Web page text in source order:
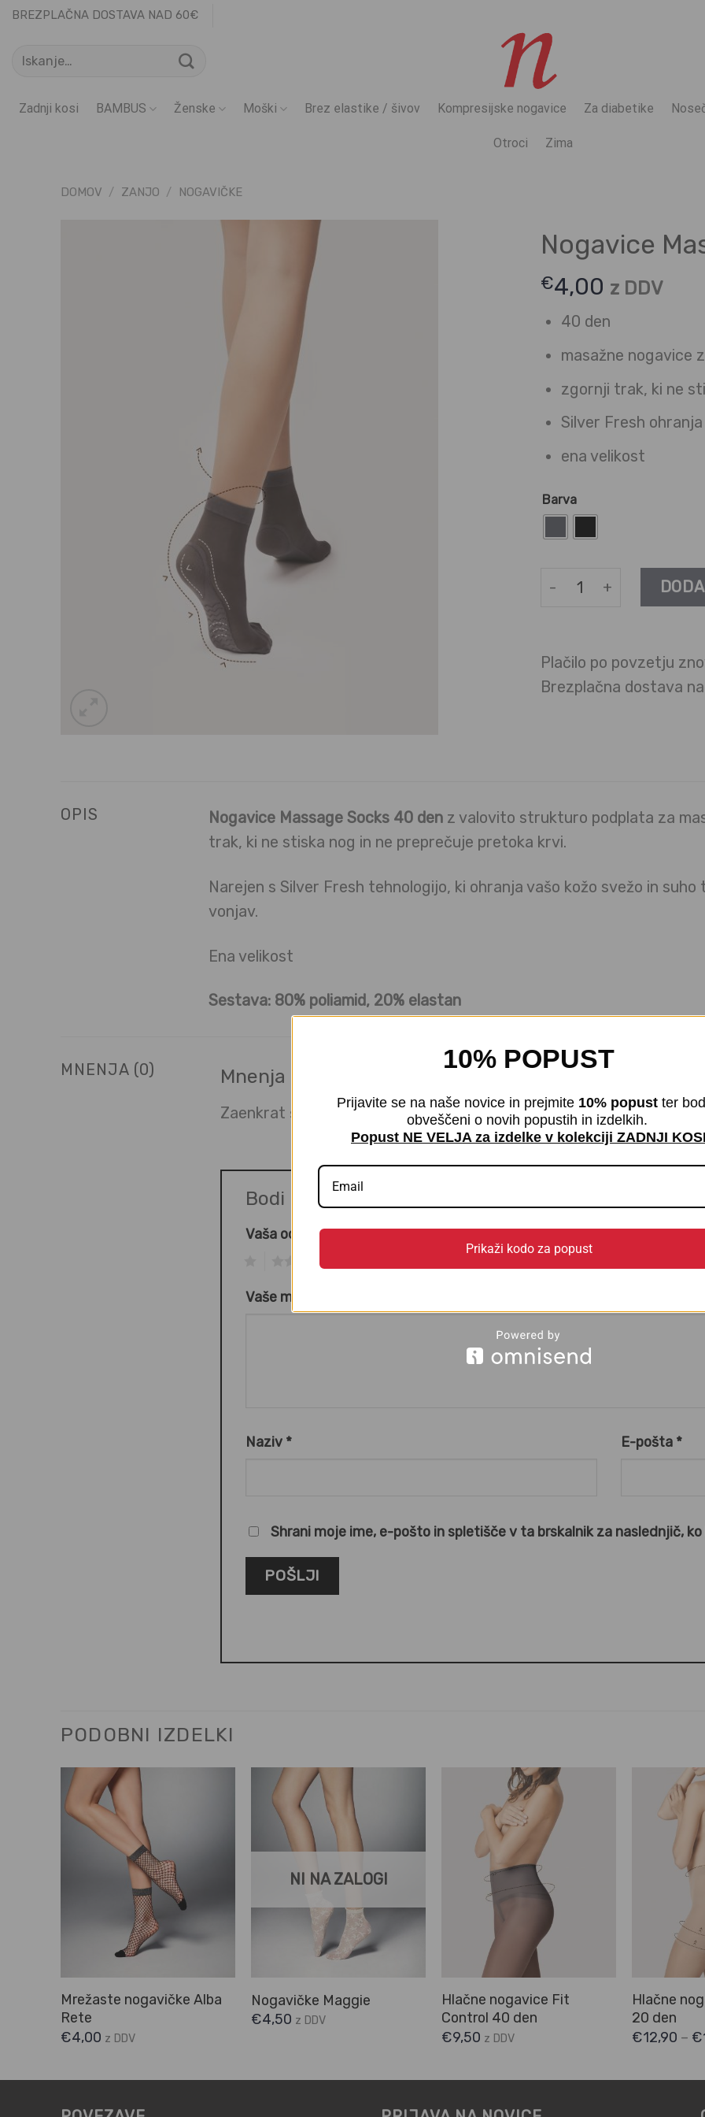
Skoči
vsebino
BREZPLAČNA DOSTAVA NAD 60€
Išči:
Zadnji kosi BAMBUS Ženske Moški Brez elastike / šivov Kompresijske nogavice Za diabetike
Otroci Zima
DOMOV / ZANJO / NOGAVIČKE
Nogavice
€4,00 z DDV
40 den
masažne nogavice
zgornji trak, ki ne
Silver Fresh
ena velikost
Barva
Nogavice Massage
Plačilo po povzetju
Brezplačna dostava
OPIS Nogavice Massage Socks 40 den z valovito strukturo podplata za
trak, ki ne stiska nog in ne preprečuje pretoka krvi.
Narejen s Silver Fresh tehnologijo, ki ohranja vašo kožo svežo in
vonjav.
Ena velikost
Sestava: 80% poliamid, 20% elastan
MNENJA (0) Mnenja
Zaenkrat še ni mnenj.
Bodi prvi ocenjevalec “Nogavice Massage Socks 40
Vaša ocena*
Vaše mnenje
Naziv * E-pošta *
Shrani moje ime, e-pošto in spletišče v ta brskalnik za naslednjič,
PODOBNI IZDELKI
Mrežaste nogavičke Alba
Rete
€4,00 z DDV
NI NA ZALOGI
Nogavičke Maggie
€4,50 z DDV
Hlačne nogavice Fit
Control 40 den
€9,50 z DDV
Hlačne
20 den
€12,90 – €
10% POPUST
Prijavite se na naše novice in prejmite 10% popust ter
obveščeni o novih popustih in izdelkih.
Popust NE VELJA za izdelke v kolekciji ZADNJI KOSI
Prikaži kodo za popust